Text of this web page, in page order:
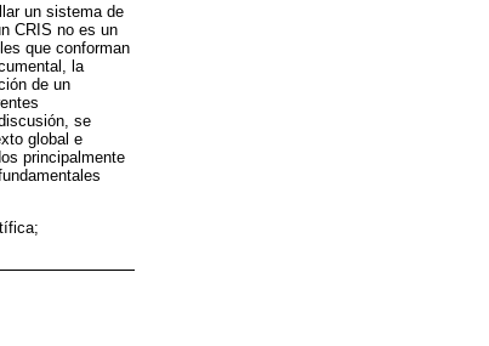
un sistema de
CRIS no es un
que conforman
la
de un
se
global e
principalmente